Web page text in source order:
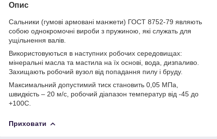
Опис
Сальники (гумові армовані манжети) ГОСТ 8752-79 являють
собою однокромочні вироби з пружиною, які служать для
ущільнення валів.
Використовуються в наступних робочих середовищах:
мінеральні масла та мастила на їх основі, вода, дизпаливо.
Захищають робочий вузол від попадання пилу і бруду.
Максимальний допустимий тиск становить 0,05 МПа,
швидкість – 20 м/с, робочий діапазон температур від -45 до
+100С.
Приховати